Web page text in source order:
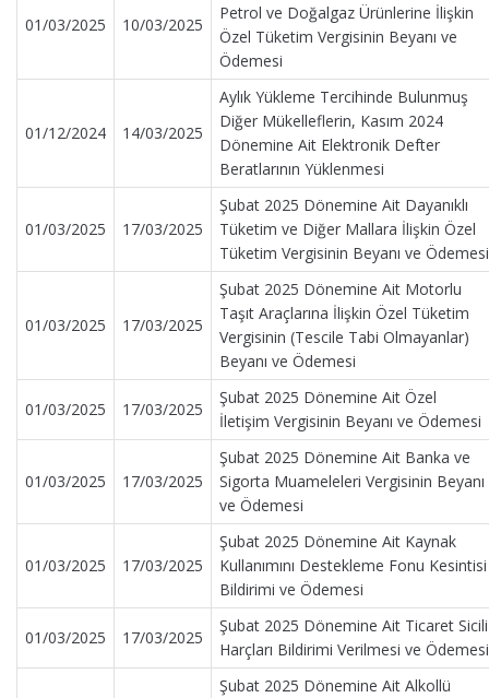
01/03/2025 10/03/2025
Petrol ve Doğalgaz Ürünlerine İlişkin
Özel Tüketim Vergisinin Beyanı ve
Ödemesi
01/12/2024 14/03/2025
Aylık Yükleme Tercihinde Bulunmuş
Diğer Mükelleflerin, Kasım 2024
Dönemine Ait Elektronik Defter
Beratlarının Yüklenmesi
01/03/2025 17/03/2025
Şubat 2025 Dönemine Ait Dayanıklı
Tüketim ve Diğer Mallara İlişkin Özel
Tüketim Vergisinin Beyanı ve Ödemesi
01/03/2025 17/03/2025
Şubat 2025 Dönemine Ait Motorlu
Taşıt Araçlarına İlişkin Özel Tüketim
Vergisinin (Tescile Tabi Olmayanlar)
Beyanı ve Ödemesi
01/03/2025 17/03/2025
Şubat 2025 Dönemine Ait Özel
İletişim Vergisinin Beyanı ve Ödemesi
01/03/2025 17/03/2025
Şubat 2025 Dönemine Ait Banka ve
Sigorta Muameleleri Vergisinin Beyanı
ve Ödemesi
01/03/2025 17/03/2025
Şubat 2025 Dönemine Ait Kaynak
Kullanımını Destekleme Fonu Kesintisi
Bildirimi ve Ödemesi
01/03/2025 17/03/2025
Şubat 2025 Dönemine Ait Ticaret Sicili
Harçları Bildirimi Verilmesi ve Ödemesi
Şubat 2025 Dönemine Ait Alkollü